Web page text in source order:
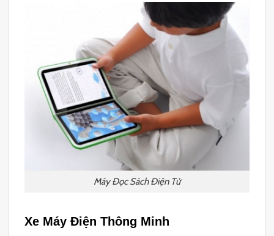
Máy Đọc Sách Điện Tử
Xe Máy Điện Thông Minh